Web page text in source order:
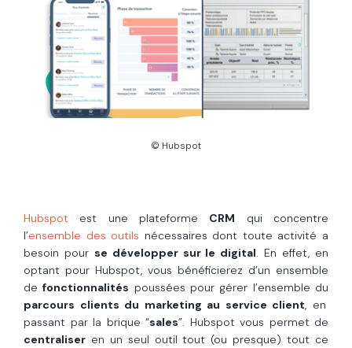
© Hubspot
Hubspot est une plateforme CRM qui concentre
l’ensemble des outils nécessaires dont toute activité a
besoin pour se développer sur le digital. En effet, en
optant pour Hubspot, vous bénéficierez d’un ensemble
defonctionnalités poussées pour gérer l’ensemble du
parcours clients du marketing au service client, en
passant par la brique “sales”. Hubspot vous permet de
centraliser en un seul outil tout (ou presque) tout ce